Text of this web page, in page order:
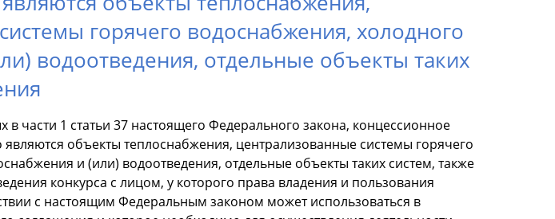
горячего водоснабжения, холодного
водоотведения, отдельные объекты таких
части 1 статьи 37 настоящего Федерального закона, концессионное
объекты теплоснабжения, централизованные системы горячего
и (или) водоотведения, отдельные объекты таких систем, также
конкурса с лицом, у которого права владения и пользования
с настоящим Федеральным законом может использоваться в